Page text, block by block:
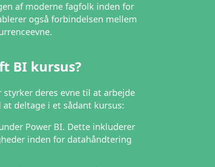
af moderne fagfolk inden for
også forbindelsen mellem
BI kursus?
deres evne til at arbejde
deltage i et sådant kursus:
Power BI. Dette inkluderer
inden for datahåndtering